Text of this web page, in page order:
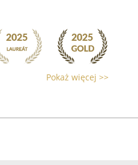
Pokaż więcej >>